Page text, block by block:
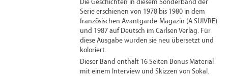
Die Geschichten in diesem Sonderband der
Serie erschienen von 1978 bis 1980 in dem
französischen Avantgarde-Magazin (A SUIVRE)
und 1987 auf Deutsch im Carlsen Verlag. Für
diese Ausgabe wurden sie neu übersetzt und
koloriert.
Dieser Band enthält 16 Seiten Bonus Material
mit einem Interview und Skizzen von Sokal.